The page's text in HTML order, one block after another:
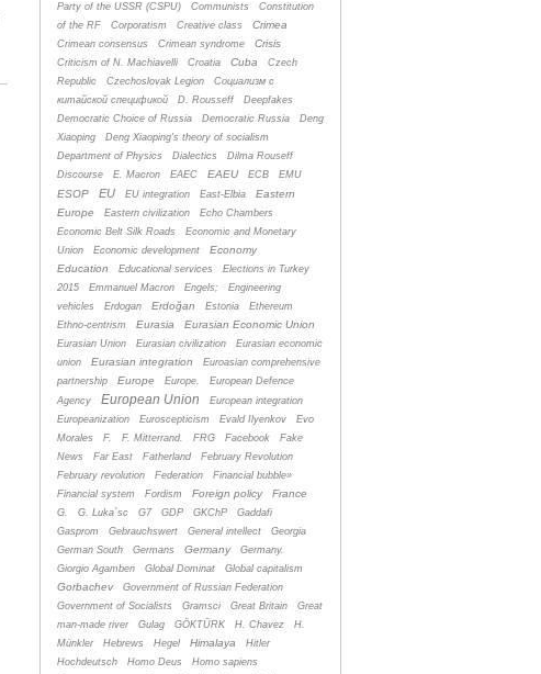
Party of the USSR (CSPU)
Communists
Constitution
of the RF
Corporatism Creative class Crimea
Crimean consensus Crimean syndrome Crisis
Criticism of N. Machiavelli Croatia Cuba
Czech
Republic
Czechoslovak Legion
Cоциализм с
китайской спецификой
D. Rousseff
Deepfakes
Democratic Choice of Russia
Democratic Russia
Deng
Xiaoping
Deng Xiaoping's theory of socialism
Department of Physics
Dialectics
Dilma Rouseff
Discourse
E. Macron EAEC EAEU ECB EMU
ESOP EU EU integration East-Elbia
Eastern
Europe
Eastern civilization
Echo Chambers
Economic Belt Silk Roads
Economic and Monetary
Union
Economic development
Economy
Education
Educational services
Elections in Turkey
2015
Emmanuel Macron Engels;
Engineering
vehicles
Erdogan Erdoğan Estonia
Ethereum
Ethno-centrism
Eurasia Eurasian Economic Union
Eurasian Union Eurasian civilization
Eurasian economic
union
Eurasian integration
Euroasian comprehensive
partnership
Europe Europe.
European Defence
Agency
European Union
European integration
Europeanization
Euroscepticism Evald Ilyenkov
Evo
Morales
F. F. Mitterrand. FRG Facebook
Fake
News
Far East Fatherland
February Revolution
February revolution
Federation
Financial bubble»
Financial system
Fordism Foreign policy France
G. G. Luka´sc G7 GDP GKChP
Gaddafi
Gasprom
Gebrauchswert General intellect
Georgia
German South
Germans Germany
Germany.
Giorgio Agamben
Global Dominat Global capitalism
Gorbachev
Government of Russian Federation
Government of Socialists
Gramsci Great Britain
Great
man-made river
Gulag GÖKTÜRK H. Chavez
H.
Münkler
Hebrews Hegel Himalaya
Hitler
Hochdeutsch
Homo Deus
Homo sapiens